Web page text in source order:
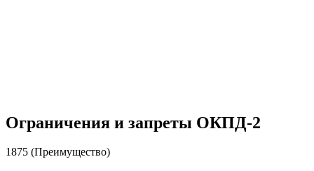
Ограничения и запреты ОКПД-2
1875 (Преимущество)